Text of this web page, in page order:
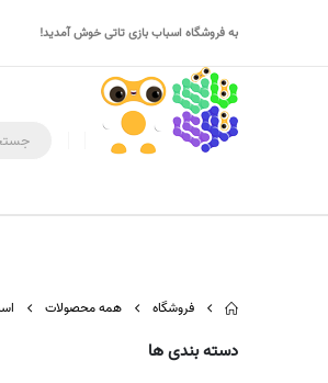
به فروشگاه اسباب بازی تاتی خوش آمدید!
فروشگاه همه محصولات
دسته بندی ها